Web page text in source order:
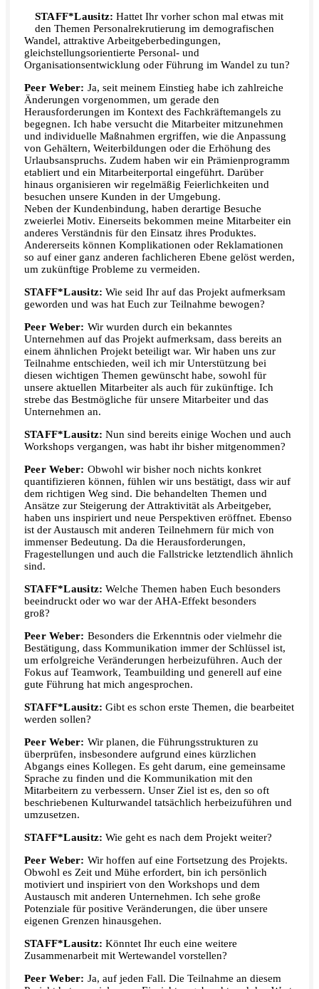
STAFF*Lausitz: Hattet Ihr vorher schon mal etwas mit
den Themen Personalrekrutierung im demografischen
Wandel, attraktive Arbeitgeberbedingungen,
gleichstellungsorientierte Personal- und
Organisationsentwicklung oder Führung im Wandel zu tun?
Peer Weber: Ja, seit meinem Einstieg habe ich zahlreiche
Änderungen vorgenommen, um gerade den
Herausforderungen im Kontext des Fachkräftemangels zu
begegnen. Ich habe versucht die Mitarbeiter mitzunehmen
und individuelle Maßnahmen ergriffen, wie die Anpassung
von Gehältern, Weiterbildungen oder die Erhöhung des
Urlaubsanspruchs. Zudem haben wir ein Prämienprogramm
etabliert und ein Mitarbeiterportal eingeführt. Darüber
hinaus organisieren wir regelmäßig Feierlichkeiten und
besuchen unsere Kunden in der Umgebung.
Neben der Kundenbindung, haben derartige Besuche
zweierlei Motiv. Einerseits bekommen meine Mitarbeiter ein
anderes Verständnis für den Einsatz ihres Produktes.
Andererseits können Komplikationen oder Reklamationen
so auf einer ganz anderen fachlicheren Ebene gelöst werden,
um zukünftige Probleme zu vermeiden.
STAFF*Lausitz: Wie seid Ihr auf das Projekt aufmerksam
geworden und was hat Euch zur Teilnahme bewogen?
Peer Weber: Wir wurden durch ein bekanntes
Unternehmen auf das Projekt aufmerksam, dass bereits an
einem ähnlichen Projekt beteiligt war. Wir haben uns zur
Teilnahme entschieden, weil ich mir Unterstützung bei
diesen wichtigen Themen gewünscht habe, sowohl für
unsere aktuellen Mitarbeiter als auch für zukünftige. Ich
strebe das Bestmögliche für unsere Mitarbeiter und das
Unternehmen an.
STAFF*Lausitz: Nun sind bereits einige Wochen und auch
Workshops vergangen, was habt ihr bisher mitgenommen?
Peer Weber: Obwohl wir bisher noch nichts konkret
quantifizieren können, fühlen wir uns bestätigt, dass wir auf
dem richtigen Weg sind. Die behandelten Themen und
Ansätze zur Steigerung der Attraktivität als Arbeitgeber,
haben uns inspiriert und neue Perspektiven eröffnet. Ebenso
ist der Austausch mit anderen Teilnehmern für mich von
immenser Bedeutung. Da die Herausforderungen,
Fragestellungen und auch die Fallstricke letztendlich ähnlich
sind.
STAFF*Lausitz: Welche Themen haben Euch besonders
beeindruckt oder wo war der AHA-Effekt besonders
groß?
Peer Weber: Besonders die Erkenntnis oder vielmehr die
Bestätigung, dass Kommunikation immer der Schlüssel ist,
um erfolgreiche Veränderungen herbeizuführen. Auch der
Fokus auf Teamwork, Teambuilding und generell auf eine
gute Führung hat mich angesprochen.
STAFF*Lausitz: Gibt es schon erste Themen, die bearbeitet
werden sollen?
Peer Weber: Wir planen, die Führungsstrukturen zu
überprüfen, insbesondere aufgrund eines kürzlichen
Abgangs eines Kollegen. Es geht darum, eine gemeinsame
Sprache zu finden und die Kommunikation mit den
Mitarbeitern zu verbessern. Unser Ziel ist es, den so oft
beschriebenen Kulturwandel tatsächlich herbeizuführen und
umzusetzen.
STAFF*Lausitz: Wie geht es nach dem Projekt weiter?
Peer Weber: Wir hoffen auf eine Fortsetzung des Projekts.
Obwohl es Zeit und Mühe erfordert, bin ich persönlich
motiviert und inspiriert von den Workshops und dem
Austausch mit anderen Unternehmen. Ich sehe große
Potenziale für positive Veränderungen, die über unsere
eigenen Grenzen hinausgehen.
STAFF*Lausitz: Könntet Ihr euch eine weitere
Zusammenarbeit mit Wertewandel vorstellen?
Peer Weber: Ja, auf jeden Fall. Die Teilnahme an diesem